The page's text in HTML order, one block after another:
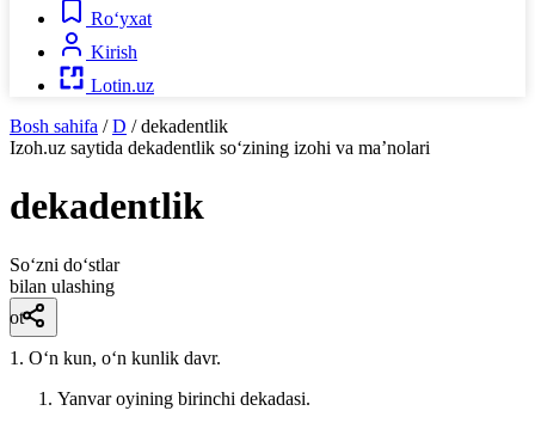
Ro‘yxat
Kirish
Lotin.uz
Bosh sahifa / D / dekadentlik
Izoh.uz saytida dekadentlik so‘zining izohi va ma’nolari
dekadentlik
So‘zni do‘stlar
bilan ulashing
ot
1. Oʻn kun, oʻn kunlik davr.
Yanvar oyining birinchi dekadasi.